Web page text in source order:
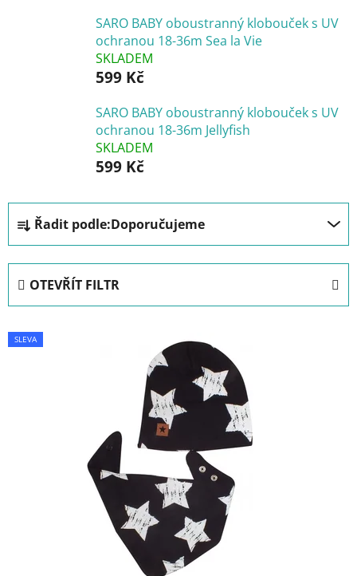
SARO BABY oboustranný klobouček s UV
ochranou 18-36m Sea la Vie
SKLADEM
599 Kč
SARO BABY oboustranný klobouček s UV
ochranou 18-36m Jellyfish
SKLADEM
599 Kč
Ř
a
z
e
n
p
Řadit podle:Doporučujeme
OTEVŘÍT FILTR
V
ý
SLEVA